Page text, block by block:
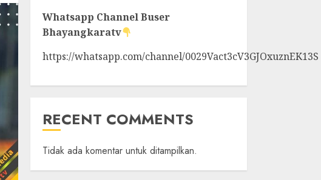
Whatsapp ChannelBuser
Bhayangkaratv
https://whatsapp.com/channel/0029Vact3cV3GJOxuznEK13S
RECENT COMMENTS
Tidak ada komentar untuk ditampilkan.